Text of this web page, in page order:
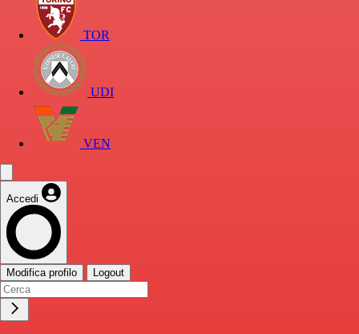
TOR
UDI
VEN
Accedi
Modifica profilo Logout